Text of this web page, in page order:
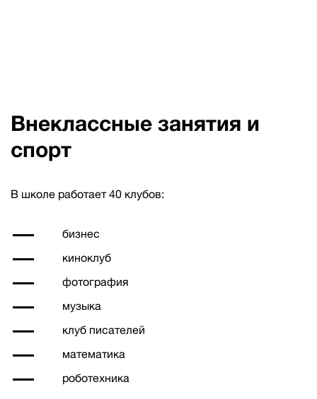
Внеклассные занятия и
спорт
В школе работает 40 клубов:
бизнес
киноклуб
фотография
музыка
клуб писателей
математика
роботехника